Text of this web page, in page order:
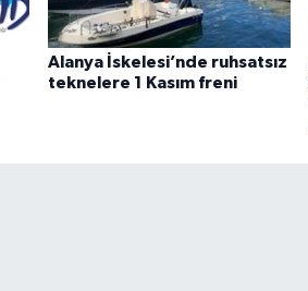
Alanya İskelesi’nde ruhsatsız
teknelere 1 Kasım freni